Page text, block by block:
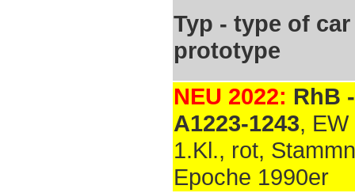
Typ - type of car
prototype
NEU 2022: RhB -
A1223-1243, EW
1.Kl., rot,
Epoche 1990er